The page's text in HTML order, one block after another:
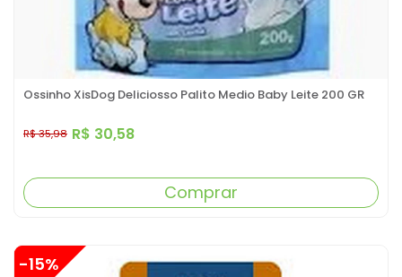
Ossinho XisDog Deliciosso Palito Medio Baby Leite 200 GR
R$ 30,58
R$ 35,98
Comprar
-15%